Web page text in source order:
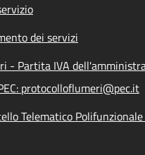
dei servizi
- Partita IVA
protocolloflumeri@pec.it
Telematico Polifunzionale